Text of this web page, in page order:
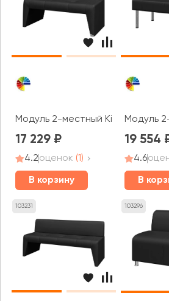
Модуль 2-местный Kit2 Кит MVK
17 229
4.2оценок (1)
В корзину
Модуль
19 554
4.6
В
103231 103296